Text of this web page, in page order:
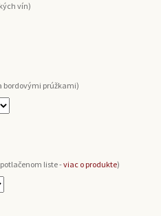
vín)
bordovými prúžkami)
liste -viac o produkte)